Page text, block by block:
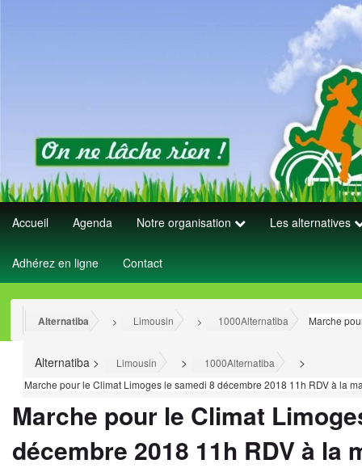
Accueil Agenda Notre organisation Les alternatives
Adhérez en ligne Contact
Alternatiba > Limousin > 1000Alternatiba >
Marche
Alternatiba > Limousin > 1000Alternatiba >
Marche pour le Climat Limoges le samedi 8 décembre 2018 11h RDV à la
Marche pour le Climat
décembre 2018 11h RDV à la